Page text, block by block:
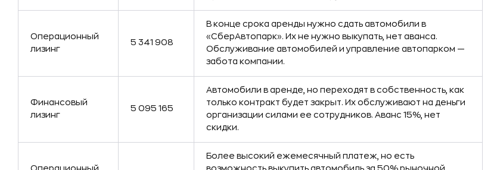
Операционный
лизинг
5 341 908
В конце срока аренды нужно сдать автомобили в
«СберАвтопарк». Их не нужно выкупать, нет аванса.
Обслуживание автомобилей и управление автопарком —
забота компании.
Финансовый
лизинг
5 095 165
Автомобили в аренде, но переходят в собственность, как
только контракт будет закрыт. Их обслуживают на деньги
организации силами ее сотрудников. Аванс 15%, нет
скидки.
Операционный
Более высокий ежемесячный платеж, но есть
возможность выкупить автомобиль за 50% рыночной